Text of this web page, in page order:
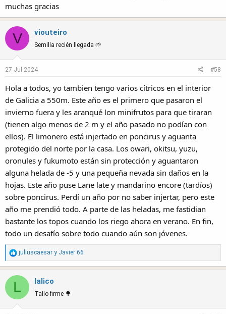
muchas gracias
V viouteiro
Semilla recién llegada 🌱
27 Jul 2024 #58
Hola a todos, yo tambien tengo varios cítricos en el interior
de Galicia a 550m. Este año es el primero que pasaron el
invierno fuera y les aranqué lon minifrutos para que tiraran
(tienen algo menos de 2 m y el año pasado no podían con
ellos). El limonero está injertado en poncirus y aguanta
protegido del norte por la casa. Los owari, okitsu, yuzu,
oronules y fukumoto están sin protección y aguantaron
alguna helada de -5 y una pequeña nevada sin daños en la
hojas. Este año puse Lane late y mandarino encore (tardíos)
sobre poncirus. Perdí un año por no saber injertar, pero este
año me prendió todo. A parte de las heladas, me fastidian
bastante los topos cuando los riego ahora en verano. En fin,
todo un desafío sobre todo cuando aún son jóvenes.
R
e
t
i
o
juliuscaesar y Javier 66
L lalico
Tallo firme 🌳